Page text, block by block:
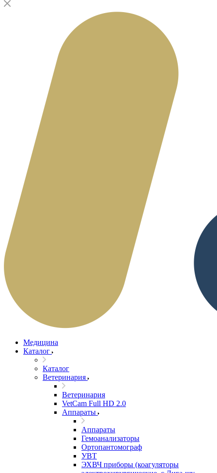
Медицина
Каталог
Каталог
Ветеринария
Ветеринария
VetCam Full HD 2.0
Аппараты
Аппараты
Гемоанализаторы
Ортопантомограф
УВТ
ЭХВЧ приборы (коагуляторы